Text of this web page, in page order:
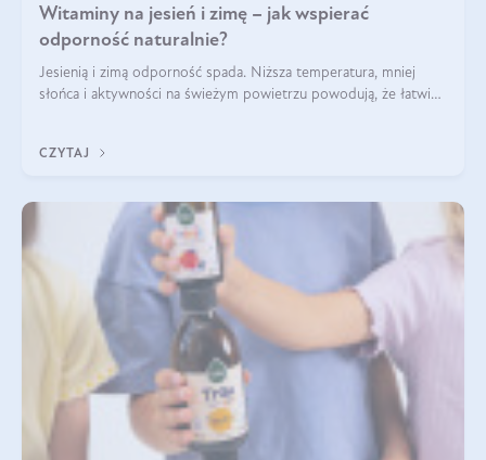
Witaminy na jesień i zimę – jak wspierać
odporność naturalnie?
Jesienią i zimą odporność spada. Niższa temperatura, mniej
słońca i aktywności na świeżym powietrzu powodują, że łatwiej
suplementować jesienią i zimą?
CZYTAJ